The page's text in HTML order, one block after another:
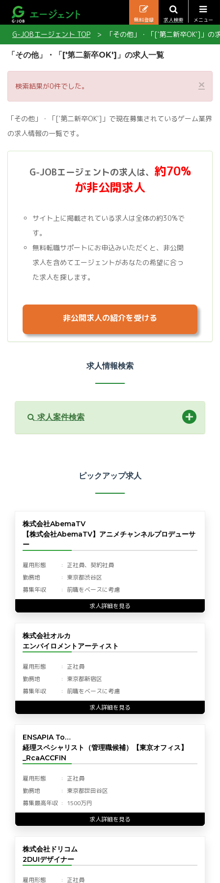
メニュー
求人検索
無料登録
G-JOBエージェント TOP 「その他」・「['第二新卒OK']」の
「その他」・「['第二新卒OK']」の求人一覧
×
検索結果が0件でした。
「その他」・「['第二新卒OK']」で現在募集されているゲーム業界
の求人情報の一覧です。
G-JOBエージェントの求人は、 約70%
が非公開求人
サイト上に掲載されている求人は全体の約30%で
す。
無料転職サポートにお申込みいただくと、非公開
求人を含めてエージェントがあなたの希望に合っ
た求人を探します。
非公開求人の紹介を受ける
求人情報検索
求人案件検索
ピックアップ求人
株式会社AbemaTV
【株式会社AbemaTV】アニメチャンネルプロデューサ
ー
雇用形態
正社員、契約社員
勤務地
東京都渋谷区
募集年収
前職をベースに考慮
求人詳細を見る
株式会社オルカ
エンバイロメントアーティスト
雇用形態
正社員
勤務地
東京都新宿区
募集年収
前職をベースに考慮
求人詳細を見る
ENSAPIA To…
経理スペシャリスト（管理職候補）【東京オフィス】
_RcaACCFIN
雇用形態
正社員
勤務地
東京都世田谷区
募集最高年収
1500万円
求人詳細を見る
株式会社ドリコム
2DUIデザイナー
雇用形態 正社員